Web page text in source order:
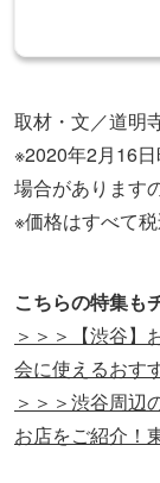
取材・文／道明
※2020年2月16
場合があります
※価格はすべて税
こちらの特集も
＞＞＞【渋谷】
会に使えるおす
＞＞＞渋谷周辺
お店をご紹介！